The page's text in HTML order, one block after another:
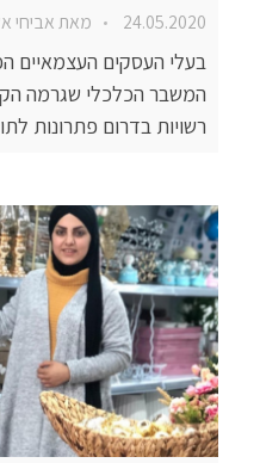
24.05.2020 מאתאביחי
בעלי העסקים העצמאיים
המשבר הכלכלי שגרמה
רשויות בדרום פתרונות